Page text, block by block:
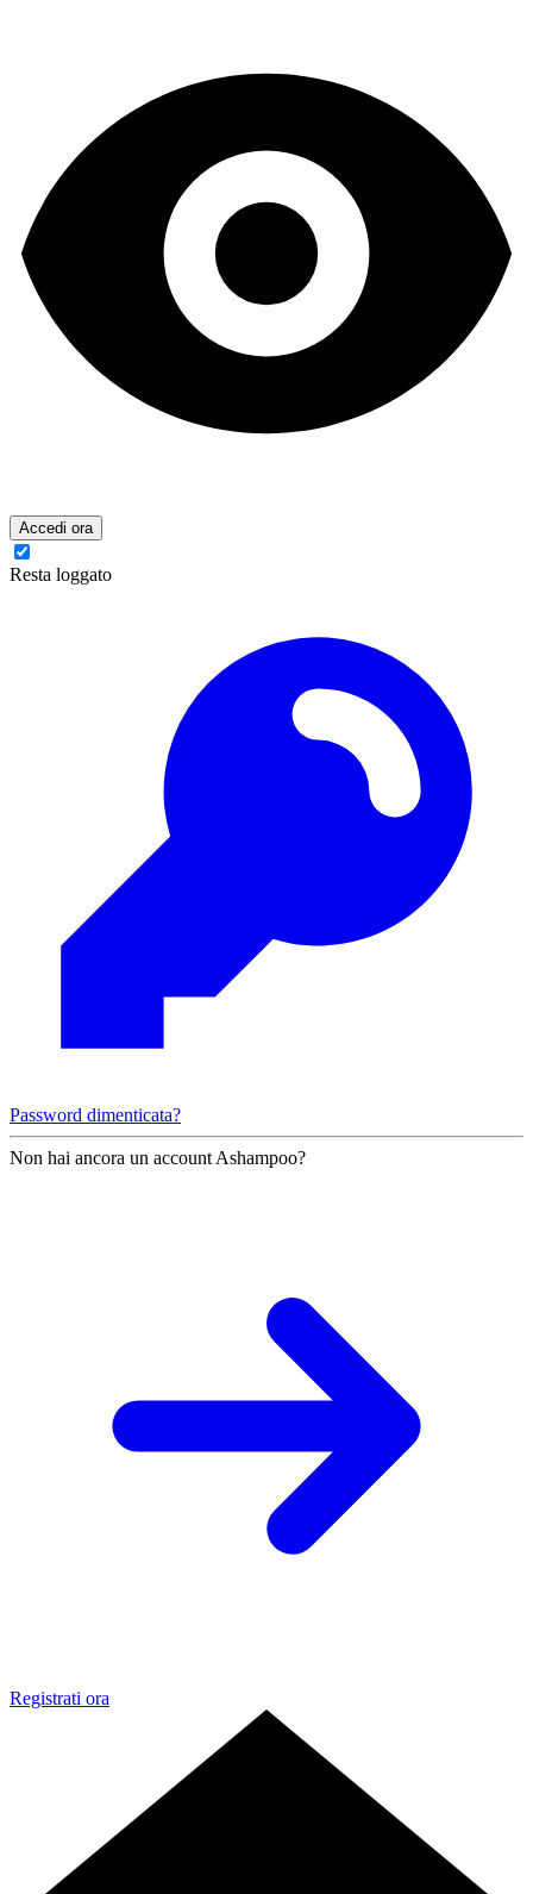
Accedi ora
Resta loggato
Password dimenticata?
Non hai ancora un account Ashampoo?
Registrati ora